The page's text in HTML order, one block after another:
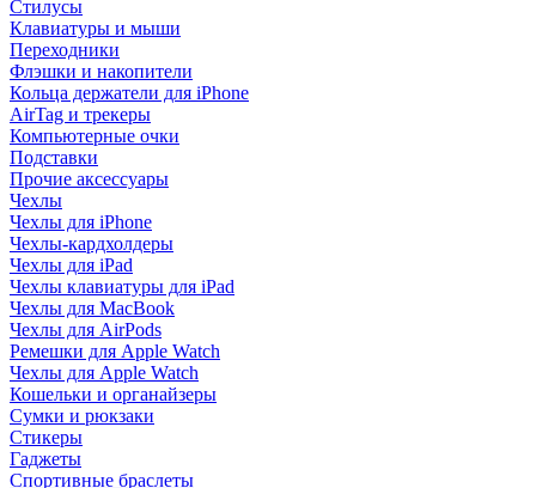
Стилусы
Клавиатуры и мыши
Переходники
Флэшки и накопители
Кольца держатели для iPhone
AirTag и трекеры
Компьютерные очки
Подставки
Прочие аксессуары
Чехлы
Чехлы для iPhone
Чехлы-кардхолдеры
Чехлы для iPad
Чехлы клавиатуры для iPad
Чехлы для MacBook
Чехлы для AirPods
Ремешки для Apple Watch
Чехлы для Apple Watch
Кошельки и органайзеры
Сумки и рюкзаки
Стикеры
Гаджеты
Спортивные браслеты